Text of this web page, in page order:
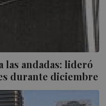
las andadas: lideró
durante diciembre